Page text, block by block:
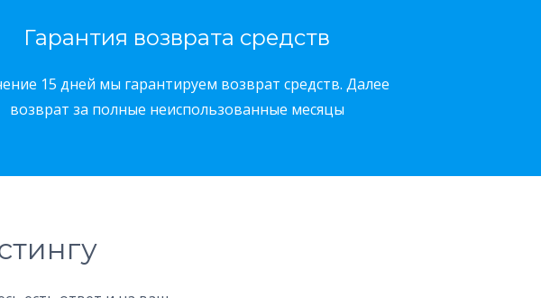
Гарантия возврата средств
15 дней мы гарантируем возврат средств. Далее
возврат за полные неиспользованные месяцы